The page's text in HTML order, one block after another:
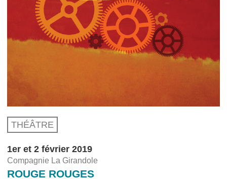
THÉÂTRE
1er et 2 février 2019
Compagnie La Girandole
ROUGE ROUGES